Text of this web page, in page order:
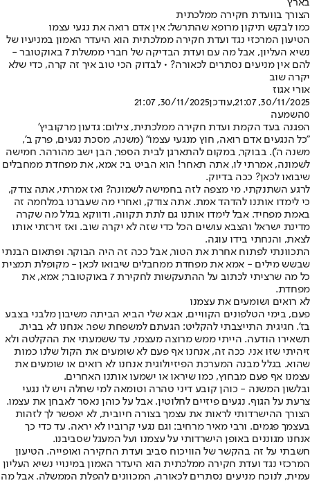
בארץ
הצורך בוועדת חקירה ממלכתית
כמו לבקש תיקון מרופא שהתרשל: אין אדם רואה את נגעי עצמו
הטיעון המרכזי נגד ועדת חקירה ממלכתית הוא היעדר האמון במניעיו של
נשיא העליון, אבל מה עם ועדת הבדיקה של חברי ממשלת 7 באוקטובר -
להם אין מניעים נסתרים לכאורה? • לבדוק הכי טוב איך זה קרה, כדי שלא
יקרה שוב
אורי אגוז
30/11/2025, 21:07
,עודכן30/11/2025, 21:07
0השמעה
הפגנה בעד הקמת ועדת חקירה ממלכתית, צילום: גדעון מרקוביץ'
"כל הנגעים אדם רואה, חוץ מנגעי עצמו" (משנה, מסכת נגעים, פרק ב',
משנה ה'). בבוקר, במקום להתארגן לבית הספר, הבן ישב מהורהר. חמישה
לשמונה, אמרתי לו, אתה תאחר! הוא הביט בי: אמא, את מפחדת ממחבלים
שיבואו לכאן? ככה בדיוק.
לרגע השתנקתי. מי מצפה לזה בחמישה לשמונה? ואז אמרתי, אתה צודק,
כי לימדו אותנו להדהד אמת. אתה צודק, ואחרי מה שעברנו במלחמה זה
באמת מפחיד. אבל לימדו אותנו גם לתת תקווה, ודווקא בגלל מה שקרה
מדינת ישראל והצבא עושים הכל כדי שזה לא יקרה שוב. ואז זירזתי אותו
לצאת, והנחתי בידו עוגה.
התכוונתי לפתוח אחרת את הטור, אבל ככה זה היה הבוקר. ופתאום הבנתי
שבשש מילים - אמא את מפחדת ממחבלים שיבואו לכאן - מקופלת תמצית
כל מה שרציתי לכתוב על ההתעקשות לחקירת 7 באוקטובר; אמא, את
מפחדת.
לא רואים ושומעים את עצמנו
פעם, בימי הטלפונים הקוויים, אבא שלי הביא הביתה משיבון מלבני בצבע
בז'. חגיגית התייצבתי להקליט: הגעתם למשפחת שפר. אנחנו לא בבית.
תשאירו הודעה. הייתי ממש מרוצה מעצמי, עד ששמעתי את ההקלטה ולא
זיהיתי שזו אני. ככה זה, אנחנו אף פעם לא שומעים את הקול שלנו כמות
שהוא. בגלל מבנה המערכת הפיזיולוגית אנחנו לא רואים או שומעים את
עצמנו אף פעם מבחוץ, כמו שיראו או ישמעו אותנו האחרים.
ובלשון המשנה - כוהן קובע דיני טהרה וטומאה למי שחלה ויש לו נגעי
צרעת על הגוף. נגעים פיזיים לחלוטין. אבל על כוהן נאסר לאבחן את עצמו.
הצורך ההישרדותי לראות את עצמך בצורה חיובית, לא יאפשר לך לזהות
בעצמך פגמים. ורבי מאיר מרחיב: וגם נגעי קרוביו לא יראה. עד כדי כך
אנחנו מגוננים באופן הישרדותי על עצמנו ועל המעגל שסביבנו.
חשבתי על זה בהקשר של הוויכוח סביב ועדת החקירה ואופייה. הטיעון
המרכזי נגד ועדת חקירה ממלכתית הוא היעדר האמון במינויי נשיא העליון
עמית, לנוכח מניעים נסתרים לכאורה, המכוונים להפלת הממשלה. אבל מה